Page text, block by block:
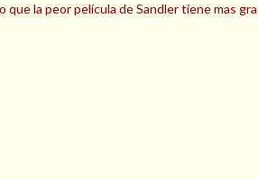
la peor película de Sandler tiene mas